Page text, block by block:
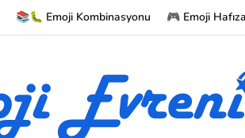
📚🐛 Emoji Kombinasyonu 🎮 Emoji